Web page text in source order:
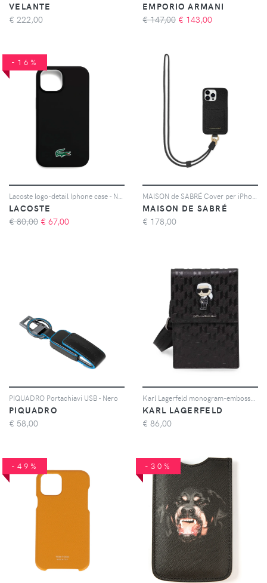
VELANTE
€ 222,00
EMPORIO ARMANI
€ 147,00 € 143,00
-16%
LACOSTE
€ 80,00 € 67,00
MAISON DE SABRÉ
€ 178,00
PIQUADRO Portachiavi USB - Nero
PIQUADRO
€ 58,00
KARL LAGERFELD
€ 86,00
-49% -30%